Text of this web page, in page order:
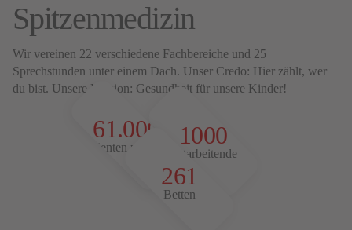
Spitzenmedizin
Wir vereinen 22 verschiedene Fachbereiche und 25
Sprechstunden unter einem Dach. Unser Credo: Hier zählt, wer
du bist. Unsere Mission: Gesundheit für unsere Kinder!
1000
Mitarbeitende
61.000
Patienten pro Jahr
261
Betten